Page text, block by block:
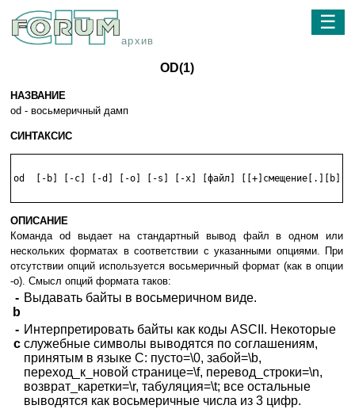
архив
☰
OD(1)
НАЗВАНИЕ
od - восьмеричный дамп
СИНТАКСИС
od  [-b] [-c] [-d] [-o] [-s] [-x] [файл] [[+]смещение[.][b]]
ОПИСАНИЕ
Команда od выдает на стандартный вывод файл в одном или
нескольких форматах в соответствии с указанными опциями. При
отсутствии опций используется восьмеричный формат (как в опции
-o). Смысл опций формата таков:
-
b
Выдавать байты в восьмеричном виде.
-
c
Интерпретировать байты как коды ASCII. Некоторые
служебные символы выводятся по соглашениям,
принятым в языке C: пусто=\0, забой=\b,
переход_к_новой странице=\f, перевод_строки=\n,
возврат_каретки=\r, табуляция=\t; все остальные
выводятся как восьмеричные числа из 3 цифр.